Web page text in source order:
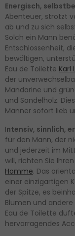
Energisch,
Abenteuer, strotzt
ab und zu sich
Solch ein Mann
Entschlossenheit,
bewältigen,
Eau de Toilette Karl
der
Mandarine und
und Sandelholz.
Männer sofort lieb
Intensiv, sinnlich,
für den Mann, der
und jederzeit im
will, richten Sie
Homme. Das
einer einzigartigen
der Spitze, es
Blumen und
Eau de Toilette
hervorragendes